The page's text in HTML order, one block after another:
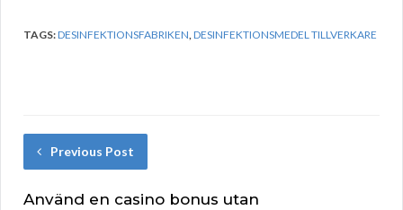
TAGS:DESINFEKTIONSFABRIKEN,DESINFEKTIONSMEDEL TILLVERKARE
Previous Post
Använd en casino bonus utan